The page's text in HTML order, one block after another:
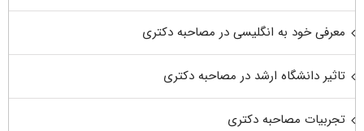
معرفی خود به انگلیسی در مصاحبه دکتری
تاثیر دانشگاه ارشد در مصاحبه دکتری
تجربیات مصاحبه دکتری